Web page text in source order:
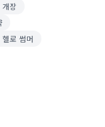
장
로 썸머